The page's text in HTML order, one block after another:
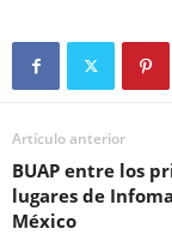
Artículo anterior
BUAP entre los
lugares de
México